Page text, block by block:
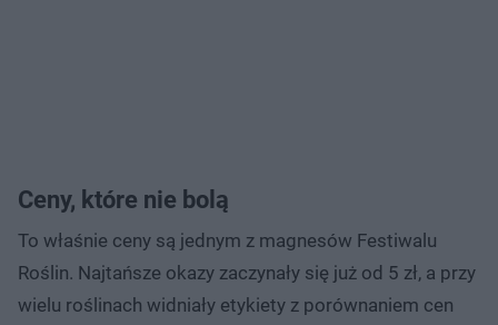
Ceny, które nie bolą
To właśnie ceny są jednym z magnesów Festiwalu
Roślin. Najtańsze okazy zaczynały się już od 5 zł, a przy
wielu roślinach widniały etykiety z porównaniem cen